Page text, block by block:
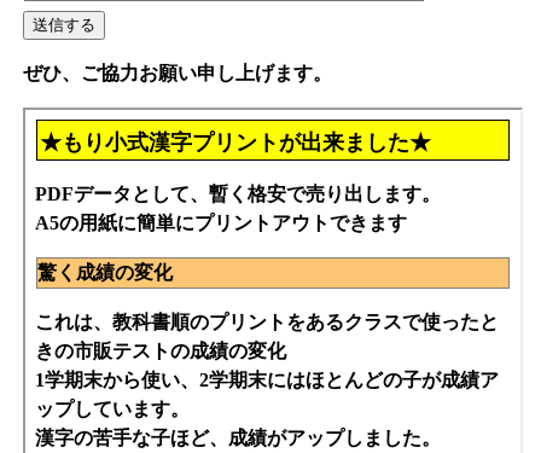
ぜひ、ご協力お願い申し上げます。